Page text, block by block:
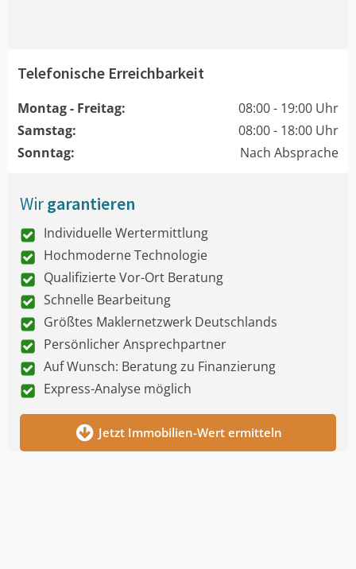
Telefonische Erreichbarkeit
Montag - Freitag:
08:00 - 19:00 Uhr
Samstag:
08:00 - 18:00 Uhr
Sonntag:
Nach Absprache
Wirgarantieren
Individuelle Wertermittlung
Hochmoderne Technologie
Qualifizierte Vor-Ort Beratung
Schnelle Bearbeitung
Größtes Maklernetzwerk Deutschlands
Persönlicher Ansprechpartner
Auf Wunsch: Beratung zu Finanzierung
Express-Analyse möglich
Jetzt Immobilien-Wert ermitteln